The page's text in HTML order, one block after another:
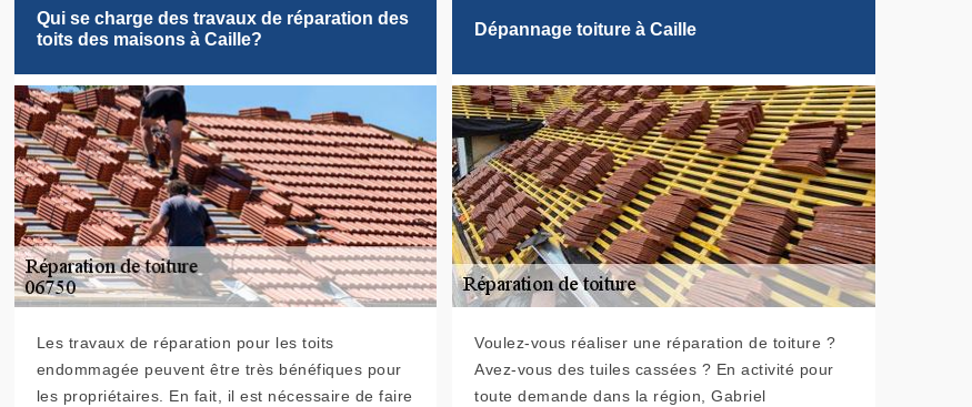
Qui se charge des travaux de réparation des
toits des maisons à Caille?
Les travaux de réparation pour les toits
endommagée peuvent être très bénéfiques pour
les propriétaires. En fait, il est nécessaire de faire
Dépannage toiture à Caille
Voulez-vous réaliser une réparation de toiture ?
Avez-vous des tuiles cassées ? En activité pour
toute demande dans la région, Gabriel